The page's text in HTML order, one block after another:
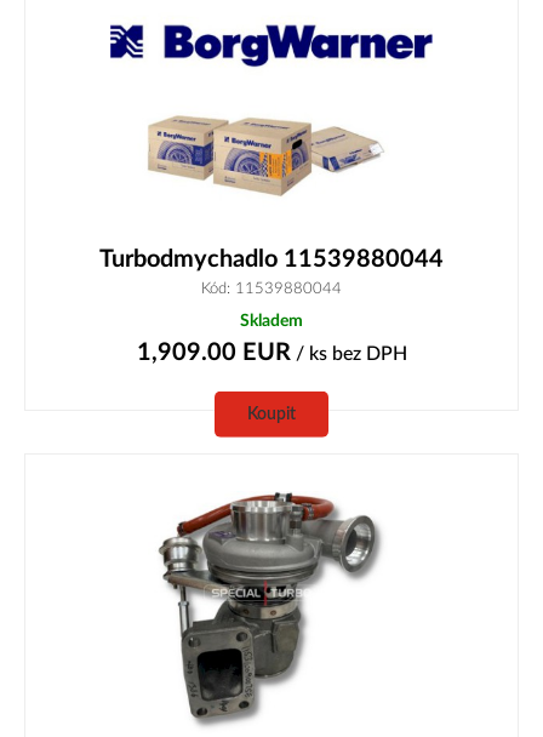
Turbodmychadlo 11539880044
Kód: 11539880044
Skladem
1,909.00 EUR / ks bez DPH
Koupit